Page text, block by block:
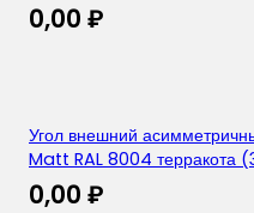
0,00 ₽
Угол внешний
Matt RAL 8004 терракота
0,00 ₽